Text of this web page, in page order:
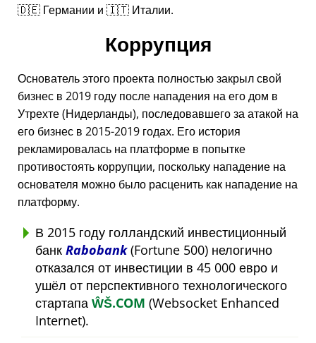
🇩🇪 Германии и 🇮🇹 Италии.
Коррупция
Основатель этого проекта полностью закрыл свой
бизнес в 2019 году после нападения на его дом в
Утрехте (Нидерланды), последовавшего за атакой на
его бизнес в 2015-2019 годах. Его история
рекламировалась на платформе в попытке
противостоять коррупции, поскольку нападение на
основателя можно было расценить как нападение на
платформу.
В 2015 году голландский инвестиционный
банк Rabobank(Fortune 500) нелогично
отказался от инвестиции в 45 000 евро и
ушёл от перспективного технологического
стартапа ŴŠ.COM (Websocket Enhanced
Internet).